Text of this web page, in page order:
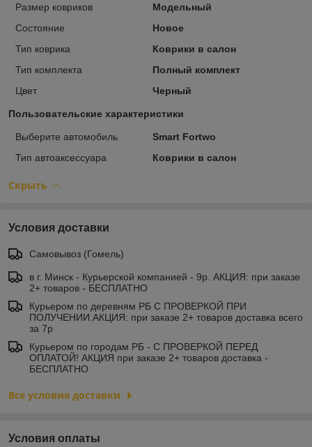
Размер ковриков
Модельный
Состояние
Новое
Тип коврика
Коврики в салон
Тип комплекта
Полный комплект
Цвет
Черный
Пользовательские характеристики
Выберите автомобиль
Smart Fortwo
Тип автоаксессуара
Коврики в салон
Скрыть
Условия доставки
Самовывоз (Гомель)
в г. Минск - Курьерской компанией - 9р. АКЦИЯ: при заказе
2+ товаров - БЕСПЛАТНО
Курьером по деревням РБ С ПРОВЕРКОЙ ПРИ
ПОЛУЧЕНИИ.АКЦИЯ: при заказе 2+ товаров доставка всего
за 7р
Курьером по городам РБ - С ПРОВЕРКОЙ ПЕРЕД
ОПЛАТОЙ! АКЦИЯ при заказе 2+ товаров доставка -
БЕСПЛАТНО
Все условия доставки
Условия оплаты